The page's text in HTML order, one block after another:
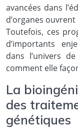
avancées dans
d’organes
Toutefois, ces
d’importants
dans l’univers
comment elle
La
des
génétiques